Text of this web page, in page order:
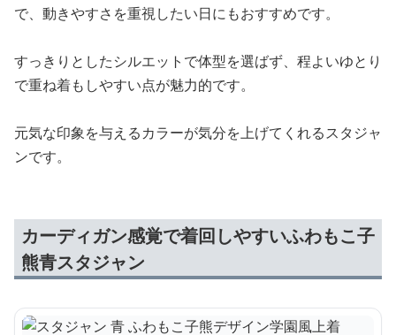
で、動きやすさを重視したい日にもおすすめです。
すっきりとしたシルエットで体型を選ばず、程よいゆとり
で重ね着もしやすい点が魅力的です。
元気な印象を与えるカラーが気分を上げてくれるスタジャ
ンです。
カーディガン感覚で着回しやすいふわもこ子
熊青スタジャン